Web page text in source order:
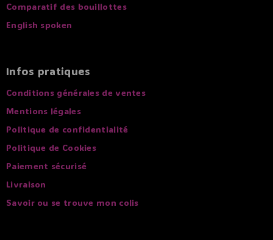
Comparatif des bouillottes
English spoken
Infos pratiques
Conditions générales de ventes
Mentions légales
Politique de confidentialité
Politique de Cookies
Paiement sécurisé
Livraison
Savoir ou se trouve mon colis